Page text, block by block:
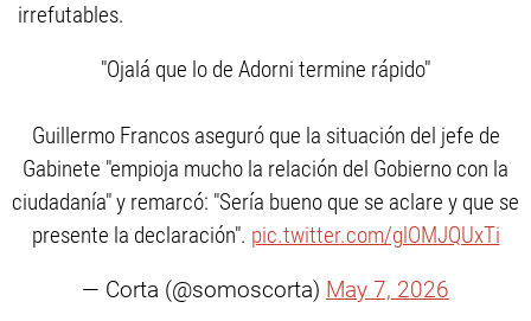
irrefutables.
"Ojalá que lo de Adorni termine rápido"
Guillermo Francos aseguró que la situación del jefe de
Gabinete "empioja mucho la relación del Gobierno con la
ciudadanía" y remarcó: "Sería bueno que se aclare y que se
presente la declaración". pic.twitter.com/glOMJQUxTi
— Corta (@somoscorta) May 7, 2026